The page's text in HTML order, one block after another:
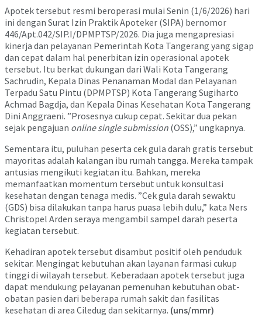
Apotek tersebut resmi beroperasi mulai Senin (1/6/2026) hari
ini dengan Surat Izin Praktik Apoteker (SIPA) bernomor
446/Apt.042/SIP.I/DPMPTSP/2026. Dia juga mengapresiasi
kinerja dan pelayanan Pemerintah Kota Tangerang yang sigap
dan cepat dalam hal penerbitan izin operasional apotek
tersebut. Itu berkat dukungan dari Wali Kota Tangerang
Sachrudin, Kepala Dinas Penanaman Modal dan Pelayanan
Terpadu Satu Pintu (DPMPTSP) Kota Tangerang Sugiharto
Achmad Bagdja, dan Kepala Dinas Kesehatan Kota Tangerang
Dini Anggraeni. ”Prosesnya cukup cepat. Sekitar dua pekan
sejak pengajuan online single submission (OSS),” ungkapnya.
Sementara itu, puluhan peserta cek gula darah gratis tersebut
mayoritas adalah kalangan ibu rumah tangga. Mereka tampak
antusias mengikuti kegiatan itu. Bahkan, mereka
memanfaatkan momentum tersebut untuk konsultasi
kesehatan dengan tenaga medis. ”Cek gula darah sewaktu
(GDS) bisa dilakukan tanpa harus puasa lebih dulu,” kata Ners
Christopel Arden seraya mengambil sampel darah peserta
kegiatan tersebut.
Kehadiran apotek tersebut disambut positif oleh penduduk
sekitar. Mengingat kebutuhan akan layanan farmasi cukup
tinggi di wilayah tersebut. Keberadaan apotek tersebut juga
dapat mendukung pelayanan pemenuhan kebutuhan obat-
obatan pasien dari beberapa rumah sakit dan fasilitas
kesehatan di area Ciledug dan sekitarnya. (uns/mmr)